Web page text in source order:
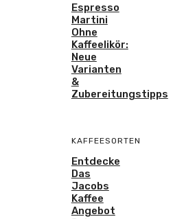
Espresso
Martini
Ohne
Kaffeelikör:
Neue
Varianten
&
Zubereitungstipps
KAFFEESORTEN
Entdecke
Das
Jacobs
Kaffee
Angebot